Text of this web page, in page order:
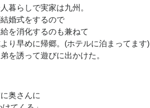
暮らしで実家は九州。
婚式をするので
を消化するのも兼ねて
り早めに帰郷。(ホテルに泊まってます)
を誘って遊びに出かけた。
奥さんに